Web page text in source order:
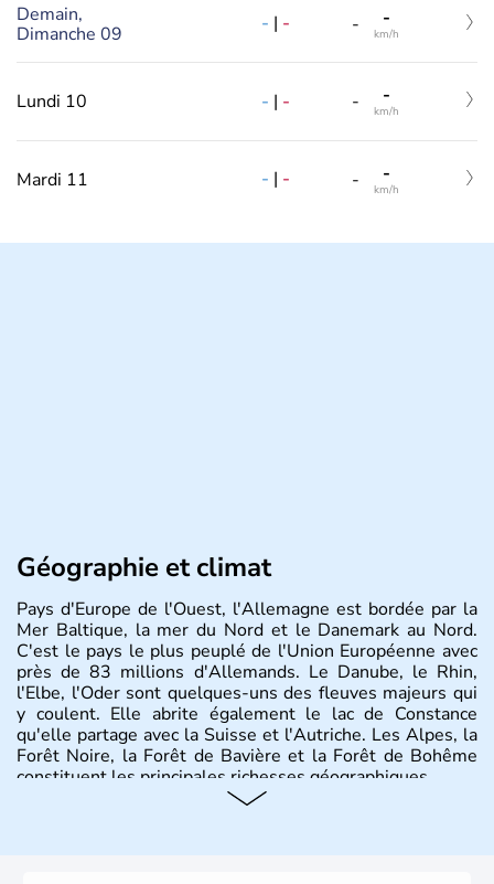
Demain,
Dimanche 09
- | - - -
km/h
Lundi 10 - | - - -
km/h
Mardi 11 - | - - -
km/h
Géographie et climat
Pays d'Europe de l'Ouest, l'Allemagne est bordée par la
Mer Baltique, la mer du Nord et le Danemark au Nord.
C'est le pays le plus peuplé de l'Union Européenne avec
près de 83 millions d'Allemands. Le Danube, le Rhin,
l'Elbe, l'Oder sont quelques-uns des fleuves majeurs qui
y coulent. Elle abrite également le lac de Constance
qu'elle partage avec la Suisse et l'Autriche. Les Alpes, la
Forêt Noire, la Forêt de Bavière et la Forêt de Bohême
constituent les principales richesses géographiques.